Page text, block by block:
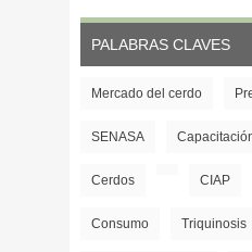
PALABRAS CLAVES
Mercado del cerdo
SENASA
Cerdos CIAP
Consumo Triquinosis